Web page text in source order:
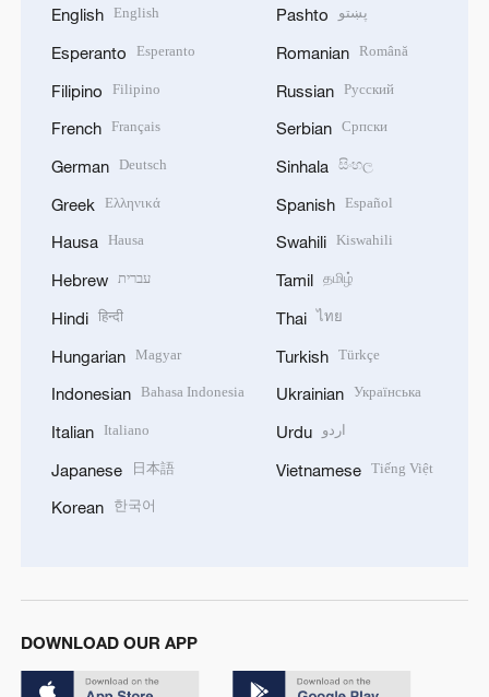
English English
Esperanto Esperanto
Filipino Filipino
French Français
German Deutsch
Greek Ελληνικά
Hausa Hausa
Hebrew עברית
Hindi हिन्दी
Hungarian Magyar
Indonesian Bahasa Indonesia
Italian Italiano
Japanese 日本語
Korean 한국어
Pashto پښتو
Romanian Română
Russian Русский
Serbian Српски
Sinhala සිංහල
Spanish Español
Swahili Kiswahili
Tamil தமிழ்
Thai ไทย
Turkish Türkçe
Ukrainian Українська
Urdu اردو
Vietnamese Tiếng Việt
DOWNLOAD OUR APP